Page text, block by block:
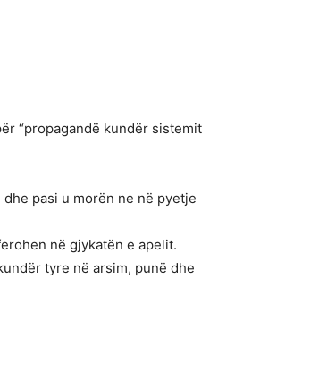
“propagandë kundër sistemit
pasi u morën ne në pyetje
në gjykatën e apelit.
tyre në arsim, punë dhe